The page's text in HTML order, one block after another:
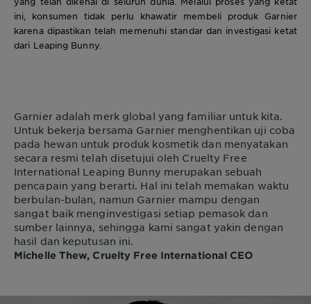
ini, konsumen tidak perlu khawatir membeli produk Garnier
karena dipastikan telah memenuhi standar dan investigasi ketat
dari Leaping Bunny.
Garnier adalah merk global yang familiar untuk kita.
Untuk bekerja bersama Garnier menghentikan uji coba
pada hewan untuk produk kosmetik dan menyatakan
secara resmi telah disetujui oleh Cruelty Free
International Leaping Bunny merupakan sebuah
pencapain yang berarti. Hal ini telah memakan waktu
berbulan-bulan, namun Garnier mampu dengan
sangat baik menginvestigasi setiap pemasok dan
sumber lainnya, sehingga kami sangat yakin dengan
hasil dan keputusan ini.
Michelle Thew, Cruelty Free International CEO